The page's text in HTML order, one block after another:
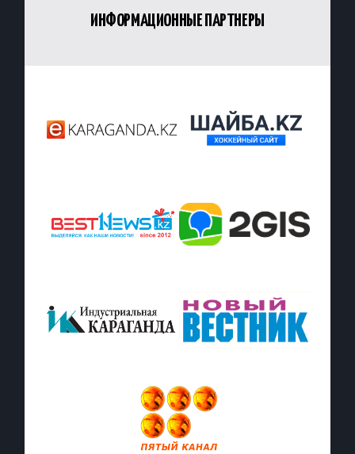
ИНФОРМАЦИОННЫЕ ПАРТНЕРЫ